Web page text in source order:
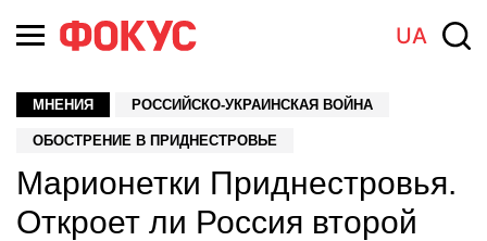
UA
МНЕНИЯ РОССИЙСКО-УКРАИНСКАЯ ВОЙНА
ОБОСТРЕНИЕ В ПРИДНЕСТРОВЬЕ
Марионетки Приднестровья.
Откроет ли Россия второй